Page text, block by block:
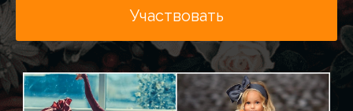
Участвовать